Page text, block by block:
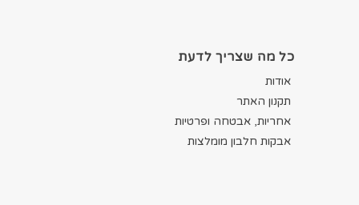
כל מה שצריך לדעת
אודות
תקנון האתר
אחריות, אבטחה ופרטיות
אבקות חלבון מומלצות